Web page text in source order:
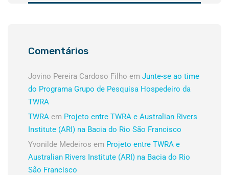
Comentários
Jovino Pereira Cardoso Filho em Junte-se ao time
do Programa Grupo de Pesquisa Hospedeiro da
TWRA
TWRA em Projeto entre TWRA e Australian Rivers
Institute (ARI) na Bacia do Rio São Francisco
Yvonilde Medeiros em Projeto entre TWRA e
Australian Rivers Institute (ARI) na Bacia do Rio
São Francisco